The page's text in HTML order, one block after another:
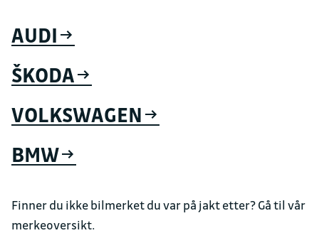
AUDI
ŠKODA
VOLKSWAGEN
BMW
Finner du ikke bilmerket du var på jakt etter? Gå til vår
merkeoversikt.